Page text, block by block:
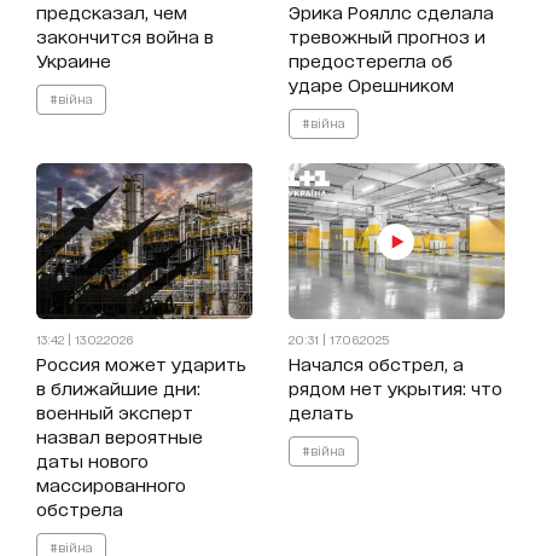
предсказал, чем
закончится война в
Украине
#війна
Эрика Рояллс сделала
тревожный прогноз и
предостерегла об
ударе Орешником
#війна
13:42 | 13.02.2026
Россия может ударить
в ближайшие дни:
военный эксперт
назвал вероятные
даты нового
массированного
обстрела
#війна
20:31 | 17.06.2025
Начался обстрел, а
рядом нет укрытия: что
делать
#війна